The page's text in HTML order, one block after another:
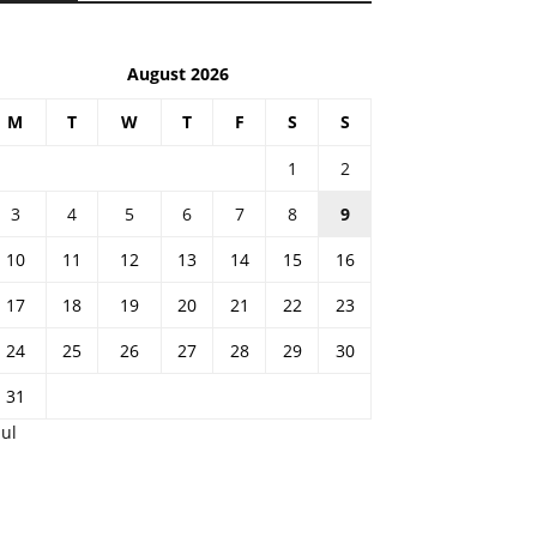
August 2026
M T W T F S S
1
2
3
4 5 6 7 8
9
10
11 12 13 14 15
16
17
18 19 20 21 22
23
24
25 26 27 28 29
30
31